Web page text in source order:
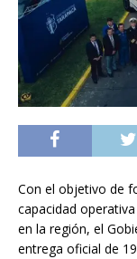
Con el objetivo de
capacidad
en la región, el
entrega oficial de